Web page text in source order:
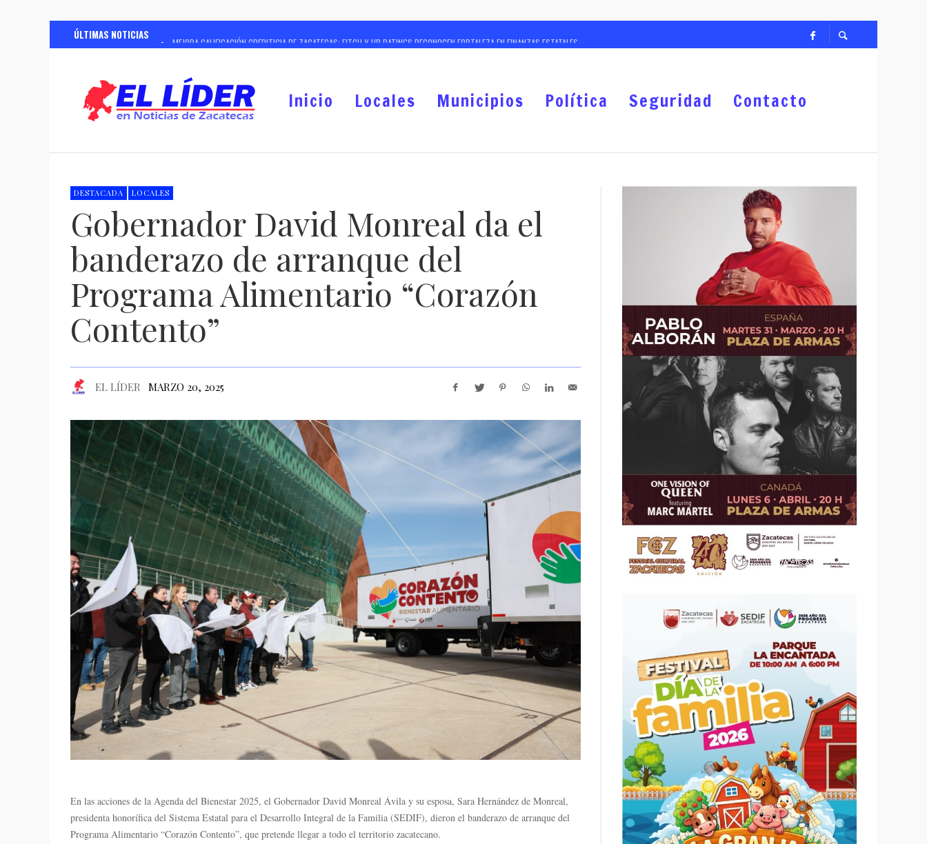
ÚLTIMAS NOTICIAS
MEJORA CALIFICACIÓN CREDITICIA DE ZACATECAS; FITCH Y HR RATINGS RECONOCEN FORTALEZA EN FINANZAS ESTATALES
OPERACIÓN RASTRILLO DEBILITA ESTRUCTURAS CRIMINALES; ASEGURAN TIGRE DE BENGALA Y AVANZAN INVESTIGACIONES POR HECHOS DEL 18 DE JULIO
REALIZARÁ GOBIERNO DE ZACATECAS CURSO DE VERANO PARA NIÑAS, NIÑOS Y ADOLESCENTES
CON REDUCCIÓN DE 97% EN HOMICIDIOS, HOY NO PRIVA LA IMPUNIDAD EN ZACATECAS: GOBERNADOR DAVID MONREAL
Inicio Locales Municipios Política Seguridad Contacto
DESTACADA LOCALES
Gobernador David Monreal da el
banderazo de arranque del
Programa Alimentario “Corazón
Contento”
EL LÍDER MARZO 20, 2025
En las acciones de la Agenda del Bienestar 2025, el Gobernador David Monreal Ávila y su esposa, Sara Hernández de Monreal,
presidenta honorífica del Sistema Estatal para el Desarrollo Integral de la Familia (SEDIF), dieron el banderazo de arranque del
Programa Alimentario “Corazón Contento”, que pretende llegar a todo el territorio zacatecano.